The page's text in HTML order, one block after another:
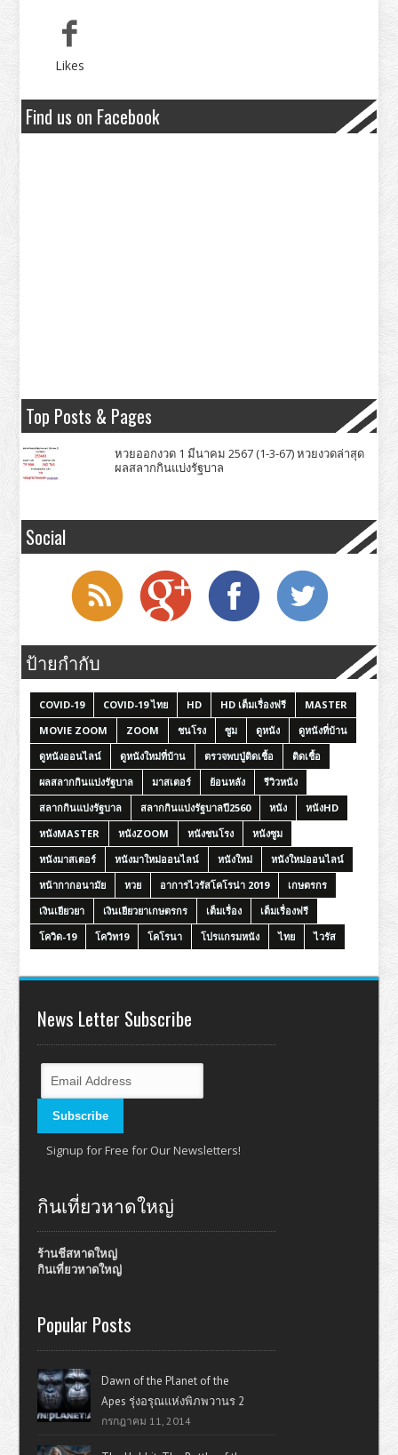
Likes
Find us on Facebook
Top Posts & Pages
หวยออกงวด 1 มีนาคม 2567 (1-3-67) หวยงวดล่าสุด
ผลสลากกินแบ่งรัฐบาล
Social
ป้ายกำกับ
COVID-19 COVID-19 ไทย HD HD เต็มเรื่องฟรี
MASTER
MOVIE ZOOM
ZOOM ชนโรง ซูม ดูหนัง
ดูหนังที่บ้าน
ดูหนังออนไลน์
ดูหนังใหม่ที่บ้าน ตรวจพบปู่ติดเชื้อ
ติดเชื้อ
ผลสลากกินแบ่งรัฐบาล
มาสเตอร์ ย้อนหลัง
รีวิวหนัง
สลากกินแบ่งรัฐบาล
สลากกินแบ่งรัฐบาลปี2560 หนัง
หนังHD
หนังMASTER
หนังZOOM หนังชนโรง
หนังซูม
หนังมาสเตอร์
หนังมาใหม่ออนไลน์ หนังใหม่
หนังใหม่ออนไลน์
หน้ากากอนามัย
หวย อาการไวรัสโคโรน่า 2019
เกษตรกร
เงินเยียวยา
เงินเยียวยาเกษตรกร เต็มเรื่อง
เต็มเรื่องฟรี
โควิด-19
โควิท19 โคโรนา โปรแกรมหนัง ไทย ไวรัส
News Letter Subscribe
Signup for Free for Our Newsletters!
กินเที่ยวหาดใหญ่
ร้านชีสหาดใหญ่
กินเที่ยวหาดใหญ่
Popular Posts
Dawn of the Planet of the
Apes รุ่งอรุณแห่งพิภพวานร 2
กรกฎาคม 11, 2014